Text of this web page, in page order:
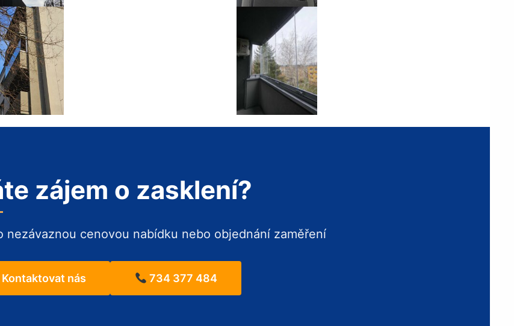
zájem o zasklení?
nezávaznou cenovou nabídku nebo objednání zaměření
Kontaktovat nás 734 377 484